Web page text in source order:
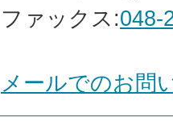
ファックス:048-
メールでのお問